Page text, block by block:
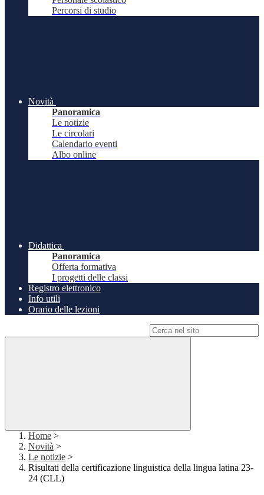
Percorsi di studio
Novità
Panoramica
Le notizie
Le circolari
Calendario eventi
Albo online
Didattica
Panoramica
Offerta formativa
I progetti delle classi
Registro elettronico
Info utili
Orario delle lezioni
Home >
Novità >
Le notizie >
Risultati della certificazione linguistica della lingua latina 23-
24 (CLL)